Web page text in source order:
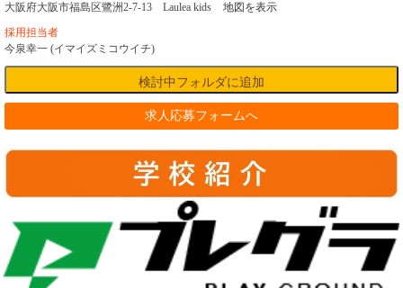
大阪府大阪市福島区鷺洲2-7-13 Laulea kids
地図を表示
採用担当者
今泉幸一 (イマイズミコウイチ)
求人応募フォームへ